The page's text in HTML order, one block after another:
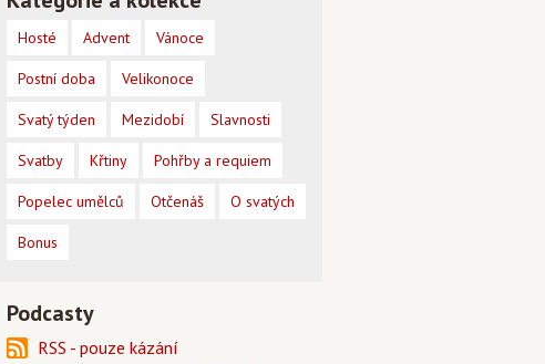
Hosté Advent Vánoce
Postní doba Velikonoce
Svatý týden Mezidobí Slavnosti
Svatby Křtiny Pohřby a requiem
Popelec umělců Otčenáš O svatých
Bonus
Podcasty
RSS - pouze kázání